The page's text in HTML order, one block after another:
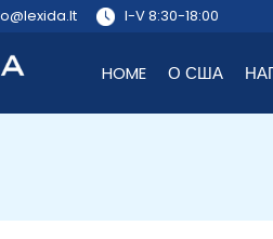
I-V 8:30-18:00
HOME О США